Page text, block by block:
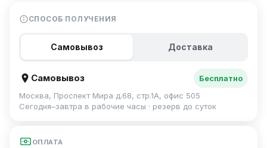
СПОСОБ ПОЛУЧЕНИЯ
Самовывоз Доставка
Самовывоз
Бесплатно
Москва, Проспект Мира д.68, стр.1А, офис 505
Сегодня–завтра в рабочие часы · резерв до суток
ОПЛАТА